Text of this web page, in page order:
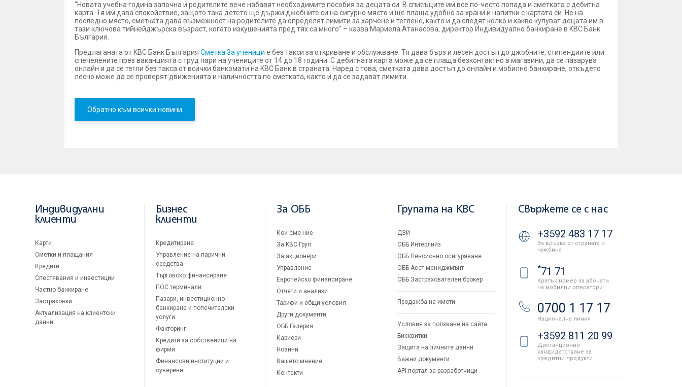
"Новата учебна година започна и родителите вече набавят необходимите пособия за децата си. В списъците им все по-често попада и сметката с дебитна
карта. Тя им дава спокойствие, защото така детето ще държи джобните си на сигурно място и ще плаща удобно за храни и напитки с картата си. Не на
последно място, сметката дава възможност на родителите да определят лимити за харчене и теглене, както и да следят колко и какво купуват децата им в
тази ключова тийнейджърска възраст, когато изкушенията пред тях са много" – казва Мариела Атанасова, директор Индивидуално банкиране в KBC Банк
България.
Предлаганата от KBC Банк България Сметка За ученици е без такси за откриване и обслужване. Тя дава бърз и лесен достъп до джобните, стипендиите или
спечелените през ваканцията с труд пари на учениците от 14 до 18 години. С дебитната карта може да се плаща безконтактно в магазини, да се пазарува
онлайн и да се тегли без такса от всички банкомати на KBC Банк в страната. Наред с това, сметката дава достъп до онлайн и мобилно банкиране, откъдето
лесно може да се проверят движенията и наличността по сметката, както и да се задават лимити.
Обратно към всички новини
Индивидуални
клиенти
Карти
Сметки и плащания
Кредити
Спестявания и инвестиции
Частно банкиране
Застраховки
Актуализация на клиентски
данни
Бизнес
клиенти
Кредитиране
Управление на парични
средства
Търговско финансиране
ПОС терминали
Пазари, инвестиционно
банкиране и попечителски
услуги
Факторинг
Кредити за собственици на
фирми
Финансови институции и
суверени
За ОББ
Кои сме ние
За KBC Груп
За акционери
Управление
Европейско финансиране
Отчети и анализи
Тарифи и общи условия
Други документи
ОББ Галерия
Кариери
Новини
Вашето мнение
Контакти
Групата на KBC
ДЗИ
ОББ Интерлийз
ОББ Пенсионно осигуряване
ОББ Асет мениджмънт
ОББ Застрахователен брокер
Продажба на имоти
Условия за ползване на сайта
Бисквитки
Защита на личните данни
Важни документи
API портал за разработчици
Свържете се с нас
+3592 483 17 17
За връзка от страната и
чужбина
*71 71
Кратък номер за абонати
на мобилни оператори
0700 1 17 17
Национална линия
+3592 811 20 99
Дистанционно
кандидатстване за
кредитни продукти